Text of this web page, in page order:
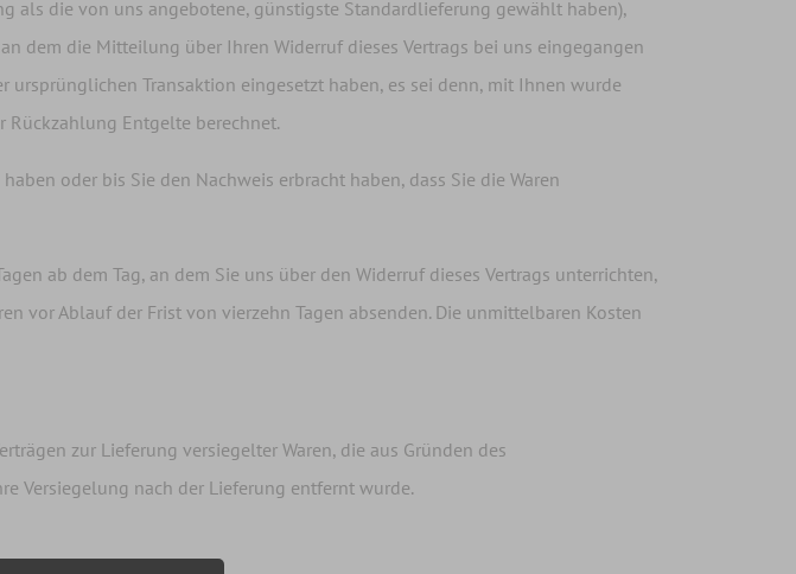
als die von uns angebotene, günstigste Standardlieferung gewählt haben),
dem die Mitteilung über Ihren Widerruf dieses Vertrags bei uns eingegangen
Transaktion eingesetzt haben, es sei denn, mit Ihnen wurde
Entgelte berechnet.
oder bis Sie den Nachweis erbracht haben, dass Sie die Waren
ab dem Tag, an dem Sie uns über den Widerruf dieses Vertrags unterrichten,
vor Ablauf der Frist von vierzehn Tagen absenden. Die unmittelbaren Kosten
zur Lieferung versiegelter Waren, die aus Gründen des
Versiegelung nach der Lieferung entfernt wurde.